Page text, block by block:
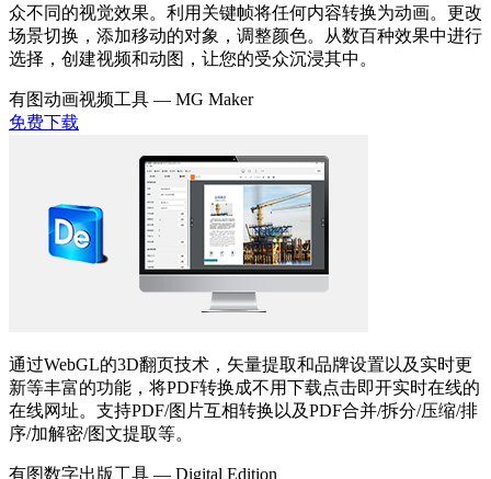
众不同的视觉效果。利用关键帧将任何内容转换为动画。更改
场景切换，添加移动的对象，调整颜色。从数百种效果中进行
选择，创建视频和动图，让您的受众沉浸其中。
有图动画视频工具 — MG Maker
免费下载
通过WebGL的3D翻页技术，矢量提取和品牌设置以及实时更
新等丰富的功能，将PDF转换成不用下载点击即开实时在线的
在线网址。支持PDF/图片互相转换以及PDF合并/拆分/压缩/排
序/加解密/图文提取等。
有图数字出版工具 — Digital Edition